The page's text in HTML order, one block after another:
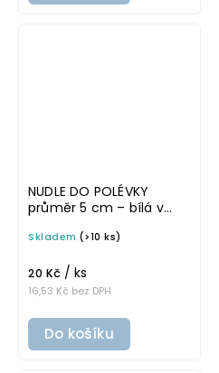
NUDLE DO POLÉVKY
průměr 5 cm – bílá v
omyvatelná samolepka
Skladem (>10 ks)
16,53 Kč bez DPH
20 Kč / ks
Do košíku